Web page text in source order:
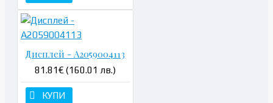
Дисплей - A2059004113
81.81€ (160.01 лв.)
КУПИ